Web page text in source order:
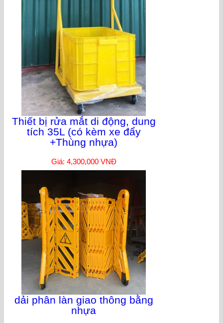
Thiết bị rửa mắt di động, dung
tích 35L (có kèm xe đẩy
+Thùng nhựa)
Giá: 4,300,000 VNĐ
dải phân làn giao thông bằng
nhựa